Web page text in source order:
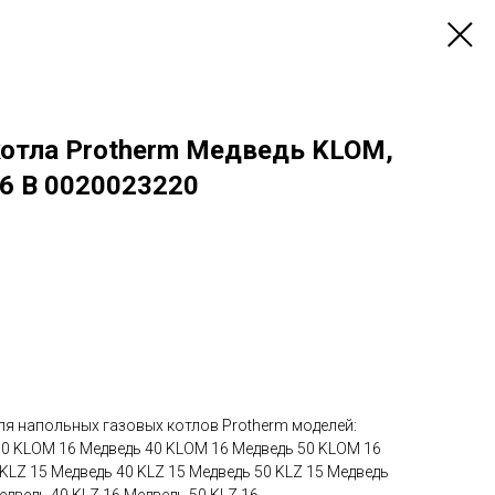
Protherm Медведь KLOM,
B 0020023220
напольных газовых котлов Protherm моделей:
KLOM 16 Медведь 40 KLOM 16 Медведь 50 KLOM 16
15 Медведь 40 KLZ 15 Медведь 50 KLZ 15 Медведь